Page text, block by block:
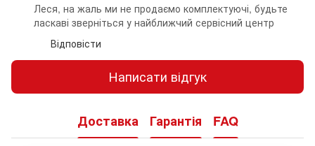
Леся, на жаль ми не продаємо комплектуючі, будьте
ласкаві зверніться у найближчий сервісний центр
Відповісти
Написати відгук
Доставка Гарантія FAQ